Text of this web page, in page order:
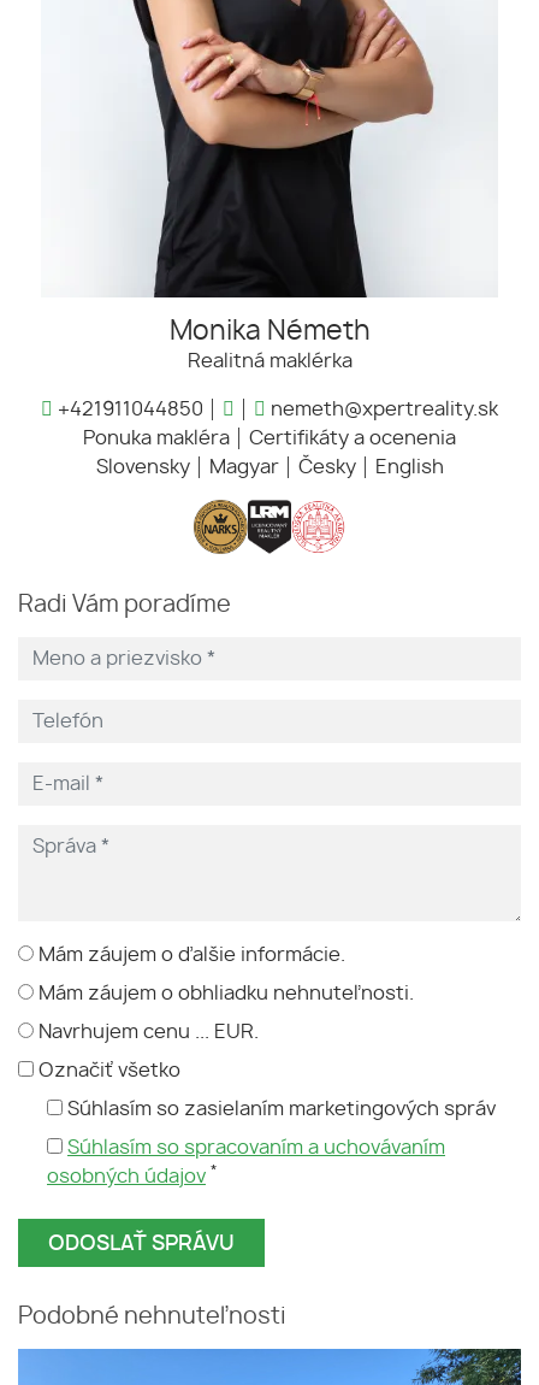
Monika Németh
Realitná maklérka
+421911044850
nemeth@xpertreality.sk
Ponuka makléra
Certifikáty a ocenenia
Slovensky
Magyar Česky English
Radi Vám poradíme
Mám záujem o ďalšie informácie.
Mám záujem o obhliadku nehnuteľnosti.
Navrhujem cenu ... EUR.
Označiť všetko
Súhlasím so zasielaním marketingových správ
Súhlasím so spracovaním a uchovávaním
osobných údajov *
Podobné nehnuteľnosti